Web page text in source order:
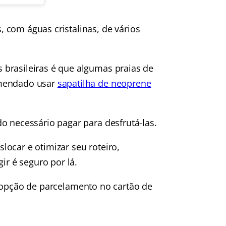
com águas cristalinas, de vários
é que algumas praias de
usar sapatilha de neoprene
necessário pagar para desfrutá-las.
e otimizar seu roteiro,
é seguro por lá.
de parcelamento no cartão de